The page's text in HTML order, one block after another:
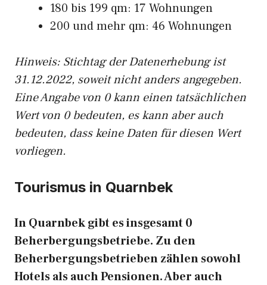
180 bis 199 qm: 17 Wohnungen
200 und mehr qm: 46 Wohnungen
Hinweis: Stichtag der Datenerhebung ist
31.12.2022, soweit nicht anders angegeben.
Eine Angabe von 0 kann einen tatsächlichen
Wert von 0 bedeuten, es kann aber auch
bedeuten, dass keine Daten für diesen Wert
vorliegen.
Tourismus in Quarnbek
In Quarnbek gibt es insgesamt 0
Beherbergungsbetriebe. Zu den
Beherbergungsbetrieben zählen sowohl
Hotels als auch Pensionen. Aber auch